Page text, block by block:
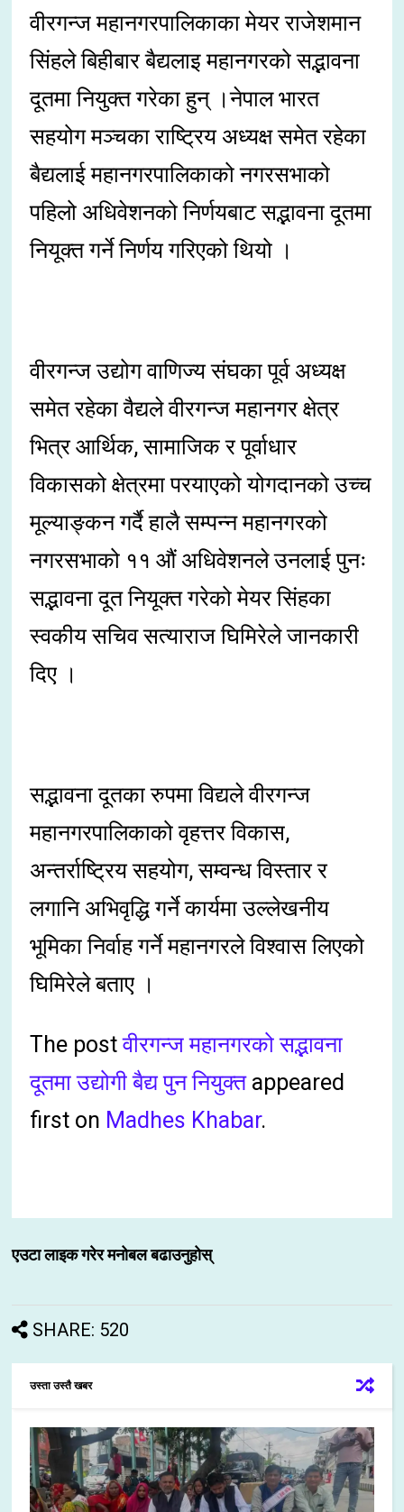
वीरगन्ज महानगरपालिकाका मेयर राजेशमान
सिंहले बिहीबार बैद्यलाइ महानगरको सद्भावना
दूतमा नियुक्त गरेका हुन् ।नेपाल भारत
सहयोग मञ्चका राष्ट्रिय अध्यक्ष समेत रहेका
बैद्यलाई महानगरपालिकाको नगरसभाको
पहिलो अधिवेशनको निर्णयबाट सद्भावना दूतमा
नियूक्त गर्ने निर्णय गरिएको थियो ।
वीरगन्ज उद्योग वाणिज्य संघका पूर्व अध्यक्ष
समेत रहेका वैद्यले वीरगन्ज महानगर क्षेत्र
भित्र आर्थिक, सामाजिक र पूर्वाधार
विकासको क्षेत्रमा परयाएको योगदानको उच्च
मूल्याङ्कन गर्दै हालै सम्पन्न महानगरको
नगरसभाको ११ औं अधिवेशनले उनलाई पुनः
सद्भावना दूत नियूक्त गरेको मेयर सिंहका
स्वकीय सचिव सत्याराज घिमिरेले जानकारी
दिए ।
सद्भावना दूतका रुपमा विद्यले वीरगन्ज
महानगरपालिकाको वृहत्तर विकास,
अन्तर्राष्ट्रिय सहयोग, सम्वन्ध विस्तार र
लगानि अभिवृद्धि गर्ने कार्यमा उल्लेखनीय
भूमिका निर्वाह गर्ने महानगरले विश्वास लिएको
घिमिरेले बताए ।
The postवीरगन्ज महानगरको सद्भावना
दूतमा उद्योगी बैद्य पुन नियुक्तappeared
first on Madhes Khabar.
एउटा लाइक गरेर मनोबल बढाउनुहोस्
SHARE: 520
उस्ता उस्तै खबर